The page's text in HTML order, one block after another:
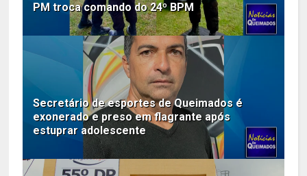
PM troca comando do 24º BPM
Secretário de esportes de Queimados é
exonerado e preso em flagrante após
estuprar adolescente